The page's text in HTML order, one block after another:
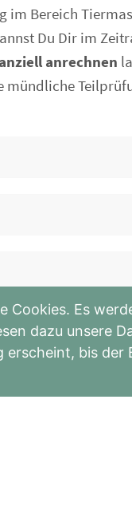
im Bereich
Du Dir im
anrechnen
mündliche
Cookies. Es
dazu unsere
erscheint, bis